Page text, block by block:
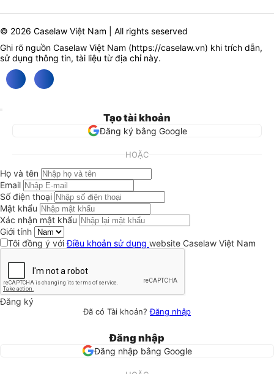
© 2026 Caselaw Việt Nam | All rights seserved
Ghi rõ nguồn Caselaw Việt Nam (https://caselaw.vn) khi trích dẫn,
sử dụng thông tin, tài liệu từ địa chỉ này.
Tạo tài khoản
Đăng ký bằng Google
HOẶC
Họ và tên
Email
Số điện thoại
Mật khẩu
Xác nhận mật khẩu
Giới tính
Tôi đồng ý vớiĐiều khoản sử dụng website Caselaw Việt Nam
Đăng ký
Đã có Tài khoản?Đăng nhập
Đăng nhập
Đăng nhập bằng Google